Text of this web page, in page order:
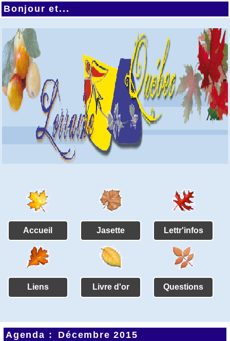
Bonjour et...
Accueil Jasette Lettr'infos
Liens Livre d'or Questions
Agenda : Décembre 2015